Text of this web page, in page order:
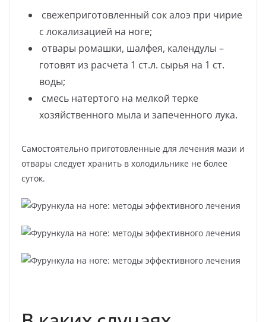
свежеприготовленный сок алоэ при чирие
с локализацией на ноге;
отвары ромашки, шалфея, календулы –
готовят из расчета 1 ст.л. сырья на 1 ст.
воды;
смесь натертого на мелкой терке
хозяйственного мыла и запеченного лука.
Самостоятельно приготовленные для лечения мази и
отвары следует хранить в холодильнике не более
суток.